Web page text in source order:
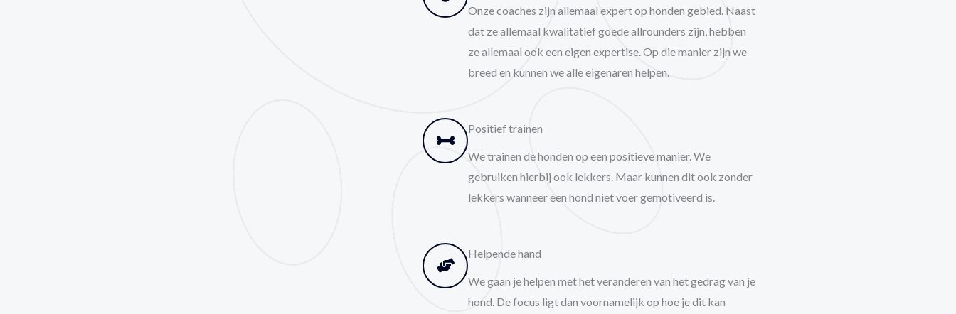
Onze coaches zijn allemaal expert op honden gebied. Naast
dat ze allemaal kwalitatief goede allrounders zijn, hebben
ze allemaal ook een eigen expertise. Op die manier zijn we
breed en kunnen we alle eigenaren helpen.
Positief trainen
We trainen de honden op een positieve manier. We
gebruiken hierbij ook lekkers. Maar kunnen dit ook zonder
lekkers wanneer een hond niet voer gemotiveerd is.
Helpende hand
We gaan je helpen met het veranderen van het gedrag van je
hond. De focus ligt dan voornamelijk op hoe je dit kan